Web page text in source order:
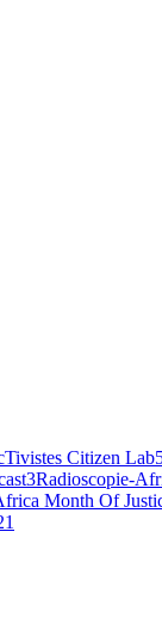
Citizen Lab
3Radioscopie-
Month Of
1